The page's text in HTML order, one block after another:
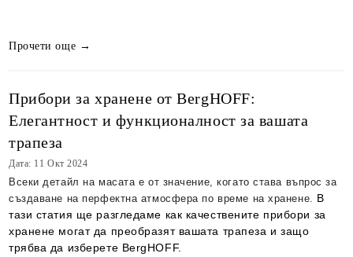
Прочети още →
Прибори за хранене от BergHOFF:
Елегантност и функционалност за вашата
трапеза
Дата: 11 Окт 2024
Всеки детайл на масата е от значение, когато става въпрос за
създаване на перфектна атмосфера по време на хранене. В
тази статия ще разгледаме как качествените прибори за
хранене могат да преобразят вашата трапеза и защо
трябва да изберете BergHOFF.